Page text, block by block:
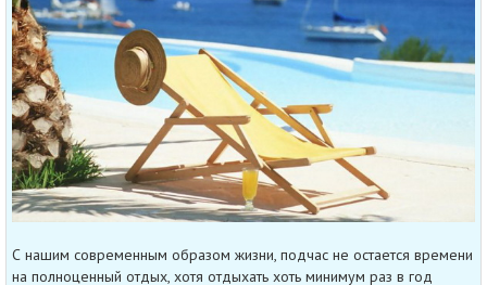
С нашим современным образом жизни, подчас не остается времени
на полноценный отдых, хотя отдыхать хоть минимум раз в год